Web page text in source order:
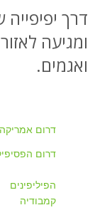
דרך
ומגיעה
ואגמים.
דרום אמריקה
דרום
הפיליפינים
קמבודיה